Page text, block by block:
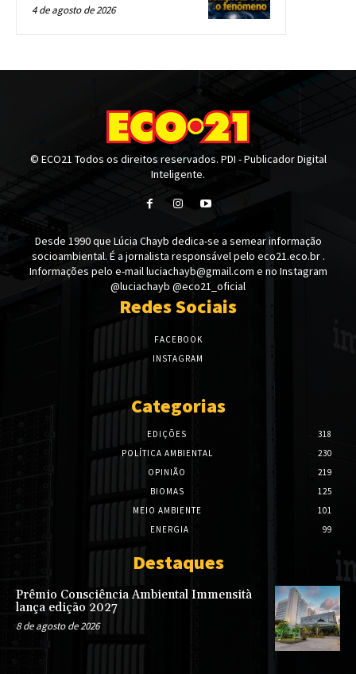
4 de agosto de 2026
© ECO21 Todos os direitos reservados. PDI - Publicador Digital
Inteligente.
Desde 1990 que Lúcia Chayb dedica-se a semear informação
socioambiental. É a jornalista responsável pelo eco21.eco.br .
Informações pelo e-mail luciachayb@gmail.com e no Instagram
@luciachayb @eco21_oficial
Redes Sociais
FACEBOOK
INSTAGRAM
Categorias
EDIÇÕES
318
POLÍTICA AMBIENTAL
230
OPINIÃO
219
BIOMAS
125
MEIO AMBIENTE
101
ENERGIA
99
Destaques
Prêmio Consciência Ambiental Immensità
lança edição 2027
8 de agosto de 2026